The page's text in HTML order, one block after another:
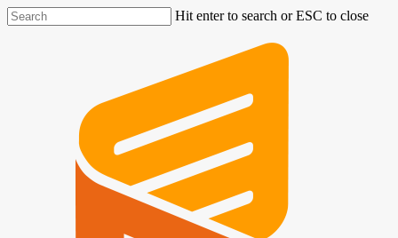
Hit enter to search or ESC to close